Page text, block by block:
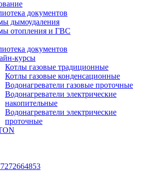
документов
дымоудаления
отопления и ГВС
документов
курсы
Котлы газовые традиционные
Котлы газовые конденсационные
Водонагреватели газовые проточные
Водонагреватели электрические
накопительные
Водонагреватели электрические
проточные